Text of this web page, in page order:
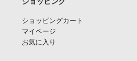
ショッピングカート
マイページ
お気に入り